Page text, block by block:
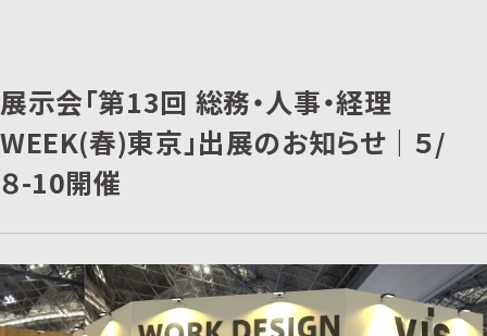
展示会「第13回 総務・人事・経理
WEEK(春)東京」出展のお知らせ｜５/
８-10開催